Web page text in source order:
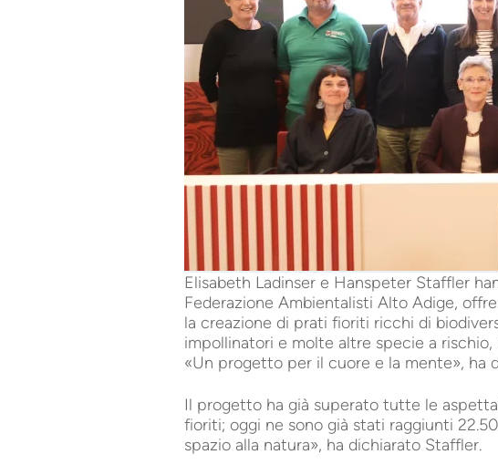
Elisabeth Ladinser e Hanspeter Staffler
Federazione Ambientalisti Alto Adige,
la creazione di prati fioriti ricchi di
impollinatori e molte altre specie a
«Un progetto per il cuore e la mente», ha
Il progetto ha già superato tutte le
fioriti; oggi ne sono già stati raggiunti
spazio alla natura», ha dichiarato Staffler.